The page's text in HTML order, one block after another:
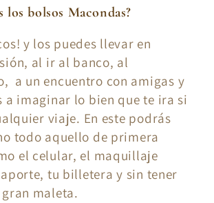
los bolsos Macondas?
y los puedes llevar en
al ir al banco, al
a un encuentro con amigas y
a imaginar lo bien que te ira si
viaje. En este podrás
todo aquello de primera
el celular, el maquillaje
tu billetera y sin tener
maleta.